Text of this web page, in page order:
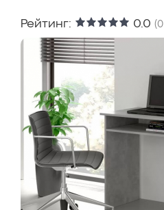
Рейтинг: 0.0 (0